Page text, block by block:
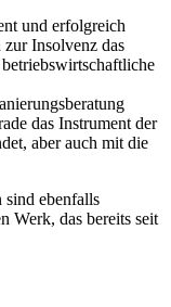
und erfolgreich
Insolvenz das
das Instrument der
aber auch mit die
sind ebenfalls
Werk, das bereits seit